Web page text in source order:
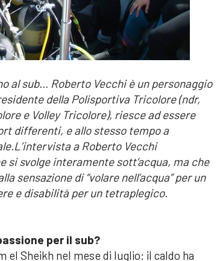
al sub… Roberto Vecchi è un personaggio
della Polisportiva Tricolore (ndr,
e Volley Tricolore), riesce ad essere
differenti, e allo stesso tempo a
L’intervista a Roberto Vecchi
si svolge interamente sott’acqua, ma che
sensazione di “volare nell’acqua” per un
e disabilità per un tetraplegico.
per il sub?
el Sheikh nel mese di luglio: il caldo ha